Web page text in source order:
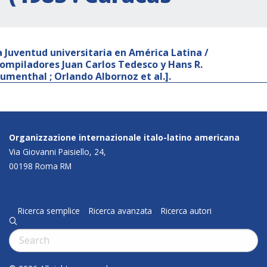
Juventud universitaria en América Latina /
Juan Carlos Tedesco y Hans R.
; Orlando Albornoz et al.].
Organizzazione internazionale italo-latino americana
Via Giovanni Paisiello, 24,
00198 Roma RM
Ricerca semplice Ricerca avanzata Ricerca autori
q
Cerca: